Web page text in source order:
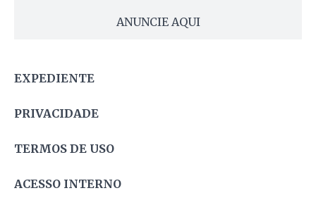
ANUNCIE AQUI
EXPEDIENTE
PRIVACIDADE
TERMOS DE USO
ACESSO INTERNO